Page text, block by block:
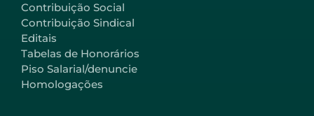
Contribuição Social
Contribuição Sindical
Editais
Tabelas de Honorários
Piso Salarial/denuncie
Homologações